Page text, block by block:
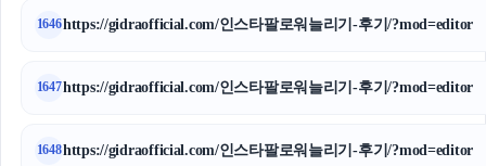
1646https://gidraofficial.com/인스타팔로워늘리기-후기/?mod=editor
1647https://gidraofficial.com/인스타팔로워늘리기-후기/?mod=editor
1648https://gidraofficial.com/인스타팔로워늘리기-후기/?mod=editor